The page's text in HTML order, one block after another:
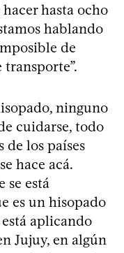
hasta ocho
hablando
de
ninguno
cuidarse, todo
de los países
hace acá.
se está
es un hisopado
aplicando
Jujuy, en algún